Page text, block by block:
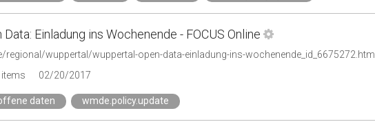
Einladung ins Wochenende - FOCUS Online
wuppertal/wuppertal-open-data-einladung-ins-wochenende_id_6675272.html
02/20/2017
daten wmde.policy.update